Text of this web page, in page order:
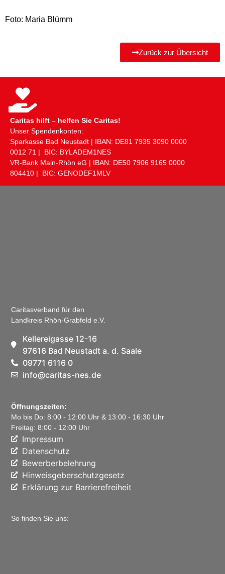
Foto: Maria Blümm
Zurück zur Übersicht
Caritas hilft – helfen Sie Caritas!
Unser Spendenkonten:
Sparkasse Bad Neustadt | IBAN: DE81 ​7935 ​3090 ​0000 ​
0012 ​71 | BIC: BYLADEM1NES
VR-Bank Main-Rhön eG | IBAN: DE50 ​7906 ​9165 ​0000 ​
804410 | BIC: GENODEF1MLV
Caritasverband für den
Landkreis Rhön-Grabfeld e.V.
Kellereigasse 12-16
97616 Bad Neustadt a. d. Saale
09771 6116 0
info@caritas-nes.de
Öffnungszeiten:
Mo bis Do: 8:00 - 12:00 Uhr & 13:00 - 16:30 Uhr
Freitag: 8:00 - 12:00 Uhr
Impressum
Datenschutz
Bewerberbelehrung
Hinweisgeberschutzgesetz
Erklärung zur Barrierefreiheit
So finden Sie uns: